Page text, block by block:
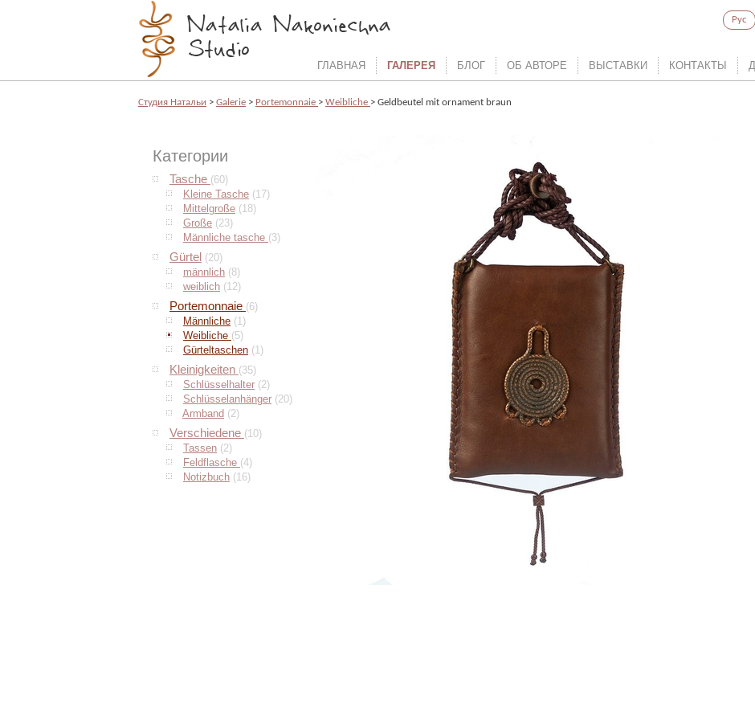
Рус
ГЛАВНАЯ ГАЛЕРЕЯ БЛОГ ОБ АВТОРЕ ВЫСТАВКИ КОНТАКТЫ
Cтудия Натальи > Galerie > Portemonnaie > Weibliche > Geldbeutel mit ornament braun
Категории
Tasche (60)
Kleine Tasche (17)
Mittelgroße (18)
Große (23)
Männliche tasche (3)
Gürtel (20)
männlich (8)
weiblich (12)
Portemonnaie (6)
Männliche (1)
Weibliche (5)
Gürteltaschen (1)
Kleinigkeiten (35)
Schlüsselhalter (2)
Schlüsselanhänger (20)
Armband (2)
Verschiedene (10)
Tassen (2)
Feldflasche (4)
Notizbuch (16)